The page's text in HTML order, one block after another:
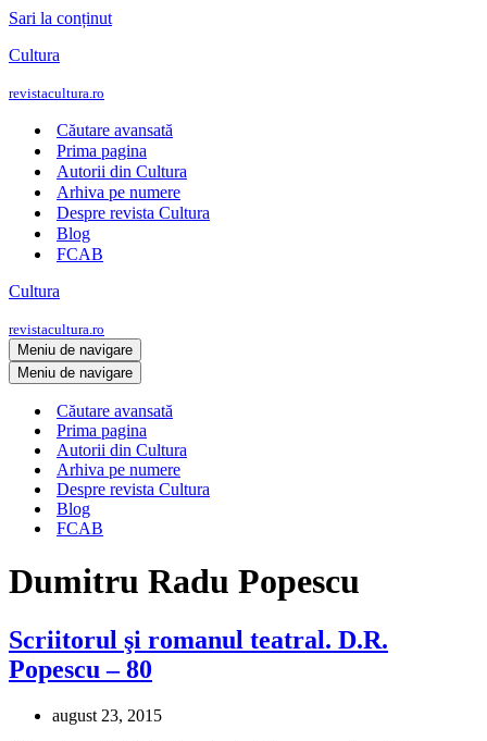
Sari la conținut
Cultura
revistacultura.ro
Căutare avansată
Prima pagina
Autorii din Cultura
Arhiva pe numere
Despre revista Cultura
Blog
FCAB
Cultura
revistacultura.ro
Meniu de navigare
Meniu de navigare
Căutare avansată
Prima pagina
Autorii din Cultura
Arhiva pe numere
Despre revista Cultura
Blog
FCAB
Dumitru Radu Popescu
Scriitorul şi romanul teatral. D.R.
Popescu – 80
august 23, 2015